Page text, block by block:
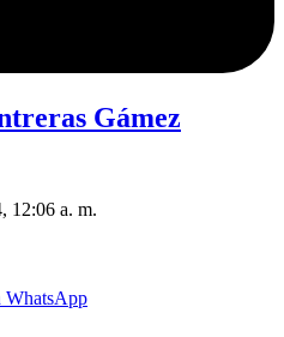
Gámez
12:06 a. m.
WhatsApp